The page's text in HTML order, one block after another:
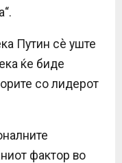
Путин сè уште
ќе биде
со лидерот
фактор во